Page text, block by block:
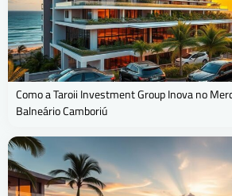
Como a Taroii Investment Group Inova no
Balneário Camboriú